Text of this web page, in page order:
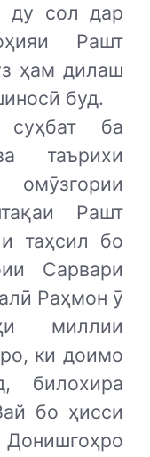
ду сол дар
Рашт
ҳам дилаш
буд.
ба
таърихи
Рашт
таҳсил бо
Сарвари
Раҳмон ӯ
миллии
ки доимо
билохира
бо ҳисси